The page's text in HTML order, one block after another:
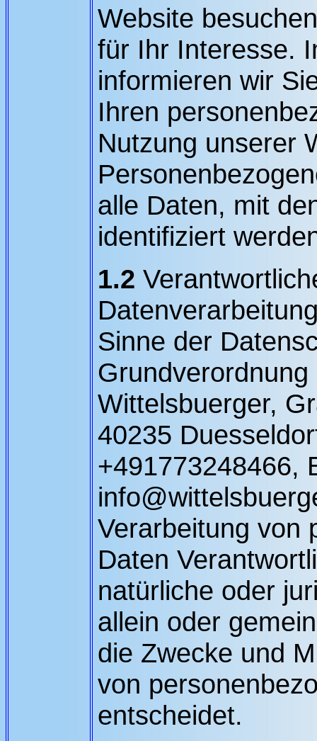
Website
für Ihr Interesse.
informieren wir
Ihren
Nutzung unserer
alle Daten, mit
identifiziert
1.2
Sinne der
Wittelsbuerger,
40235
+491773248466,
Verarbeitung von
Daten
natürliche oder
allein oder
die Zwecke und
von
entscheidet.